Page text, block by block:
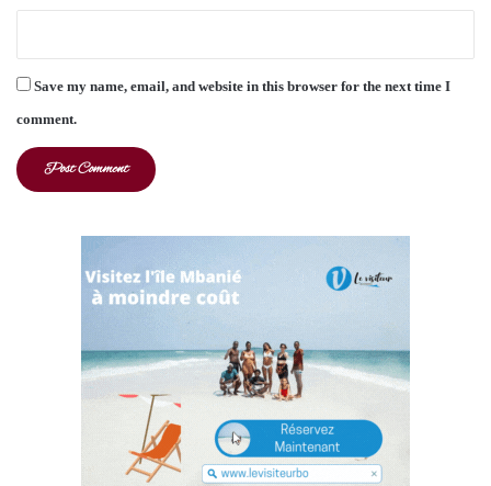
Save my name, email, and website in this browser for the next time I
comment.